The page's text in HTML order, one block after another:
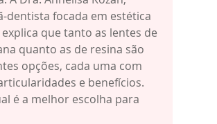
dentista focada em estética
que tanto as lentes de
quanto as de resina são
opções, cada uma com
e benefícios.
é a melhor escolha para